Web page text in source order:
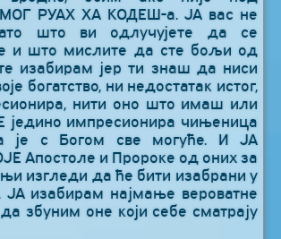
РУАХ ХА КОДЕШ-а. ЈА вас не
што ви одлучујете да се
и што мислите да сте бољи од
изабирам јер ти знаш да ниси
богатство, ни недостатак истог,
нити оно што имаш или
импресионира чињеница
је с Богом све могуће. И ЈА
Апостоле и Пророке од оних за
изгледи да ће бити изабрани у
ЈА изабирам најмање вероватне
збуним оне који себе сматрају